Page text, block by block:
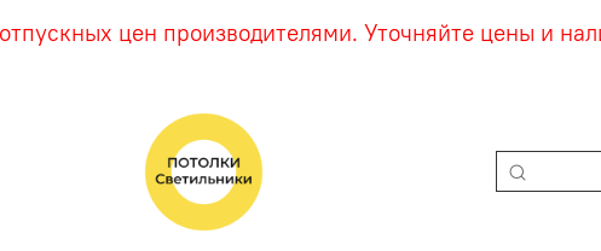
цен производителями. Уточняйте цены и